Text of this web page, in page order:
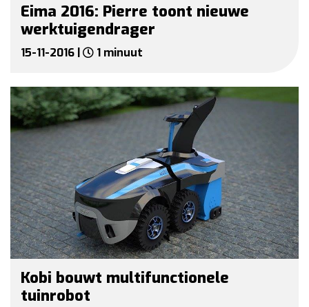
Eima 2016: Pierre toont nieuwe
werktuigendrager
15-11-2016 | 1 minuut
Kobi bouwt multifunctionele
tuinrobot